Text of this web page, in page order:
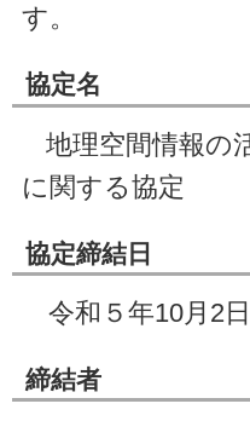
す。
協定名
地理空間情報の
に関する協定
協定締結日
令和５年10月2
締結者